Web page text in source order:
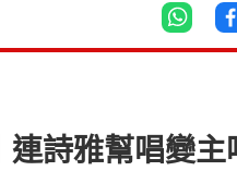
連詩雅幫唱變